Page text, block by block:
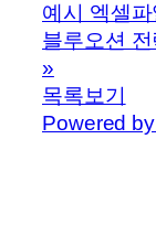
예시 엑셀파
블루오션
»
목록보기
Powered